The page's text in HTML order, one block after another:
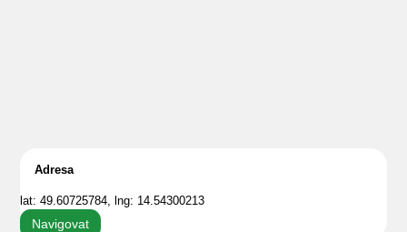
Adresa
lat: 49.60725784, lng: 14.54300213
Navigovat